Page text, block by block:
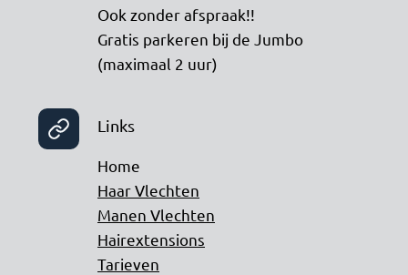
Ook zonder afspraak!!
Gratis parkeren bij de Jumbo
(maximaal 2 uur)
Links
Home
Haar Vlechten
Manen Vlechten
Hairextensions
Tarieven